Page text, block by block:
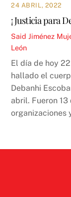
24 ABRIL, 2022
¡Justicia para
Said Jiménez
León
El día de hoy
hallado el
Debanhi
abril. Fueron
organizaciones